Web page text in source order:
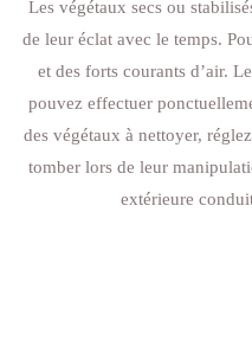
Les végétaux secs ou
de leur éclat avec le temps.
et des forts courants d’air.
pouvez effectuer
des végétaux à nettoyer,
tomber lors de leur
extérieure